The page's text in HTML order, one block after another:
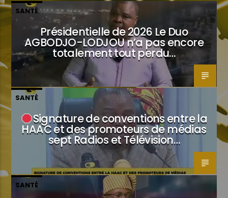
SANTÉ
Présidentielle de 2026 Le Duo
AGBODJO-LODJOU n’a pas encore
totalement tout perdu…
SANTÉ
Signature de conventions entre la
HAAC et des promoteurs de médias
sept Radios et Télévision…
SANTÉ